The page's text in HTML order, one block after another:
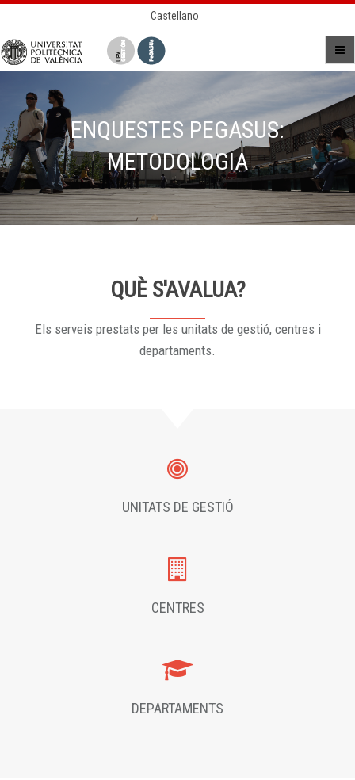
Castellano
ENQUESTES PEGASUS:
METODOLOGIA
QUÈ S'AVALUA?
Els serveis prestats per les unitats de gestió, centres i
departaments.
UNITATS DE GESTIÓ
CENTRES
DEPARTAMENTS